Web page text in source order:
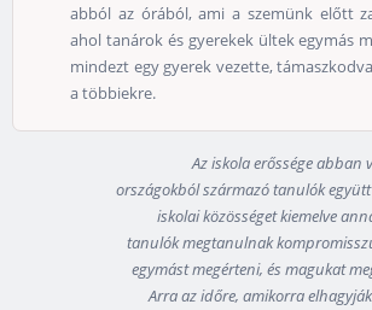
abból az órából, ami a szemünk előtt
ahol tanárok és gyerekek ültek egymás
mindezt egy gyerek vezette,
a többiekre.
Az iskola erőssége
országokból származó tanulók
iskolai közösséget kiemelve
tanulók megtanulnak
egymást megérteni, és magukat
Arra az időre, amikorra